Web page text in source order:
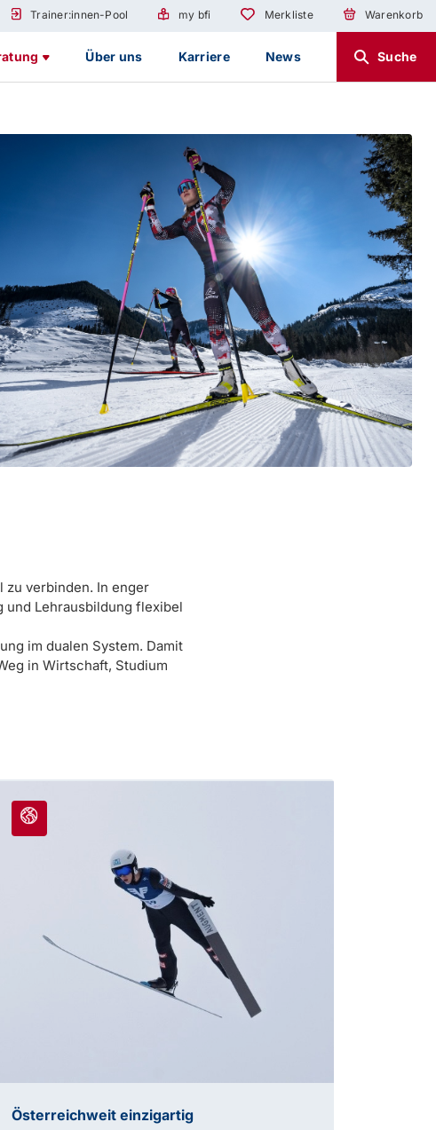
Trainer:innen-Pool my bfi Merkliste Warenkorb
Über uns Karriere News Suche
verbinden. In enger
und Lehrausbildung flexibel
im dualen System. Damit
in Wirtschaft, Studium
Österreichweit einzigartig